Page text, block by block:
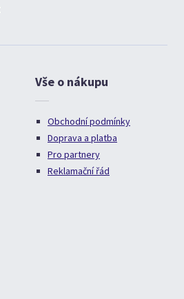
Vše o nákupu
Obchodní podmínky
Doprava a platba
Pro partnery
Reklamační řád